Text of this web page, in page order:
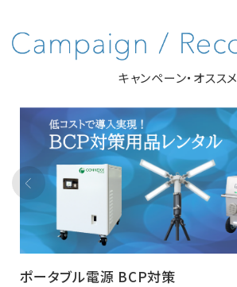
キャンペーン・オススメ
ポータブル電源 BCP対策